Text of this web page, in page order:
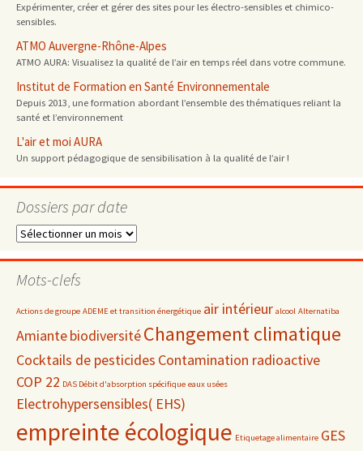
Expérimenter, créer et gérer des sites pour les électro-sensibles et chimico-
sensibles.
ATMO Auvergne-Rhône-Alpes
ATMO AURA: Visualisez la qualité de l’air en temps réel dans votre commune.
Institut de Formation en Santé Environnementale
Depuis 2013, une formation abordant l’ensemble des thématiques reliant la
santé et l’environnement
L'air et moi AURA
Un support pédagogique de sensibilisation à la qualité de l’air !
Dossiers par date
Dossiers
date
Mots-clefs
Actions de groupe ADEME et transition énergétique air intérieur alcool Alternatiba
AmiantebiodiversitéChangement climatique
Cocktails de pesticides Contamination radioactive
COP 22 DAS Débit d'absorption spécifique eaux usées
Electrohypersensibles( EHS)
empreinte écologique Etiquetage alimentaire GES